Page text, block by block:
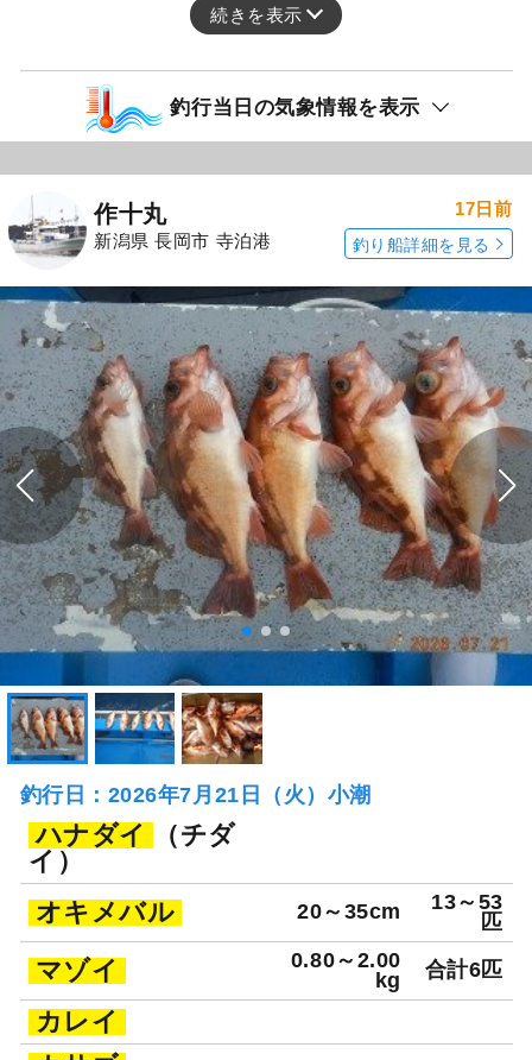
続きを表示
釣行当日の気象情報を表示
作十丸
新潟県 長岡市 寺泊港
17日前
釣り船詳細を見る
釣行日：2026年7月21日（火）小潮
ハナダイ
（チダ
イ）
オキメバル
20～35cm
13～53
匹
マゾイ
0.80～2.00
kg
合計6匹
カレイ